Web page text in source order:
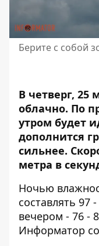
Берите с собой
В четверг, 25
облачно. По
утром будет
дополнится
сильнее.
метра в
Ночью
составлять 97
вечером - 76 -
Информатор